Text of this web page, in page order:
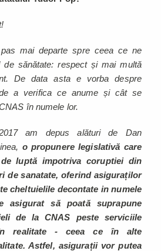
mai departe spre ceea ce ne
sănătate: respect și mai multă
De data asta e vorba despre
de a verifica ce anume și cât se
în numele lor.
am depus alături de Dan
o propunere legislativă care
luptă impotriva coruptiei din
de sanatate, oferind asiguraților
cheltuielile decontate in numele
asigurat să poată suprapune
de la CNAS peste serviciile
realitate - ceea ce în alte
Astfel, asigurații vor putea